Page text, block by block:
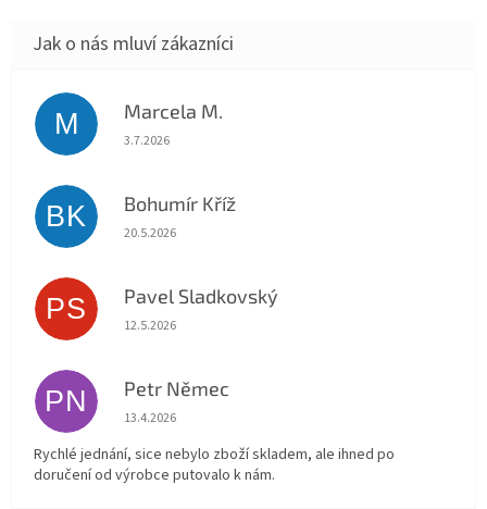
M Marcela M.
Hodnocení obchodu je 5 z 5 hvězdiček.
3.7.2026
BK Bohumír Kříž
Hodnocení obchodu je 5 z 5 hvězdiček.
20.5.2026
PS Pavel Sladkovský
Hodnocení obchodu je 5 z 5 hvězdiček.
12.5.2026
PN Petr Němec
Hodnocení obchodu je 5 z 5 hvězdiček.
13.4.2026
Rychlé jednání, sice nebylo zboží skladem, ale ihned po
doručení od výrobce putovalo k nám.